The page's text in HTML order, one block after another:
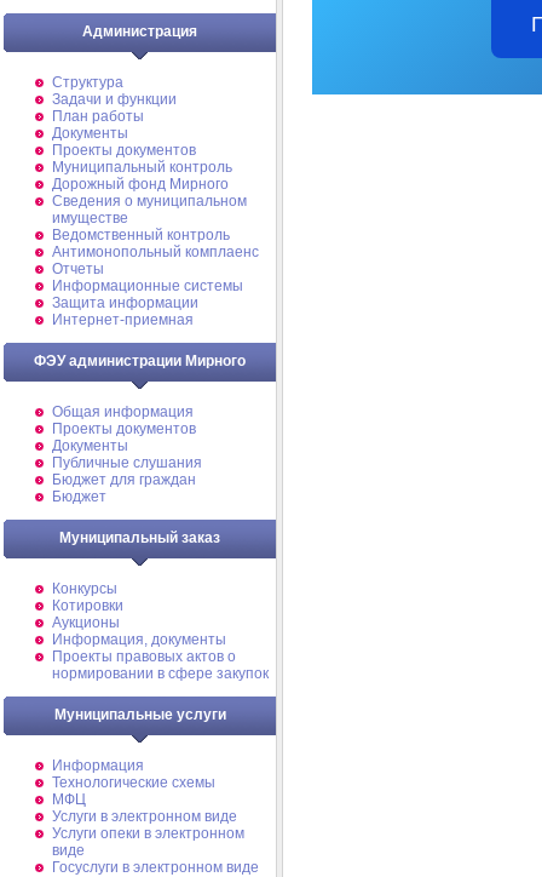
Администрация
Структура
Задачи и функции
План работы
Документы
Проекты документов
Муниципальный контроль
Дорожный фонд Мирного
Cведения о муниципальном
имуществе
Ведомственный контроль
Антимонопольный комплаенс
Отчеты
Информационные системы
Защита информации
Интернет-приемная
ФЭУ администрации Мирного
Общая информация
Проекты документов
Документы
Публичные слушания
Бюджет для граждан
Бюджет
Муниципальный заказ
Конкурсы
Котировки
Аукционы
Информация, документы
Проекты правовых актов о
нормировании в сфере закупок
Муниципальные услуги
Информация
Технологические схемы
МФЦ
Услуги в электронном виде
Услуги опеки в электронном
виде
Госуслуги в электронном виде